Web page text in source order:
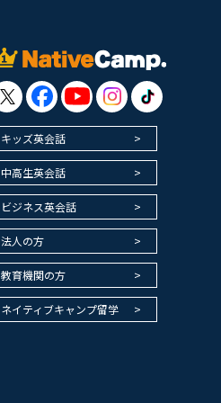
キッズ英会話
中高生英会話
ビジネス英会話
法人の方
教育機関の方
ネイティブキャンプ留学